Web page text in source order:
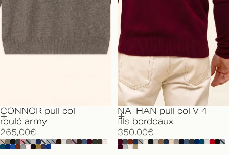
CONNOR pull col
roulé army
265,00€
NATHAN pull col V 4
fils bordeaux
350,00€